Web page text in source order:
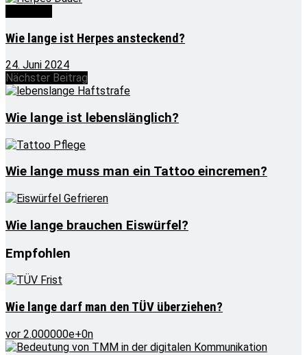
Wie lange ist Herpes ansteckend?
24. Juni 2024
Nächster Beitrag
Wie lange ist lebenslänglich?
Wie lange muss man ein Tattoo eincremen?
Wie lange brauchen Eiswürfel?
Empfohlen
Wie lange darf man den TÜV überziehen?
vor 2.000000e+0n